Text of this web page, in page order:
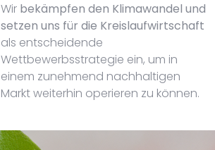
Wir bekämpfen den Klimawandel und
setzen uns für die Kreislaufwirtschaft
als entscheidende
Wettbewerbsstrategie ein, um in
einem zunehmend nachhaltigen
Markt weiterhin operieren zu können.